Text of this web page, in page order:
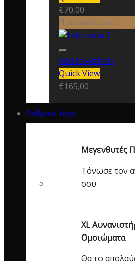
€70,00
Προτεινόμενο
Add to wishlist
Quick View
€165,00
Ανδρικα Toys
Μεγενθυτές
Τόνωσε τον
σου
XL
Ομοιώματα
Θα το